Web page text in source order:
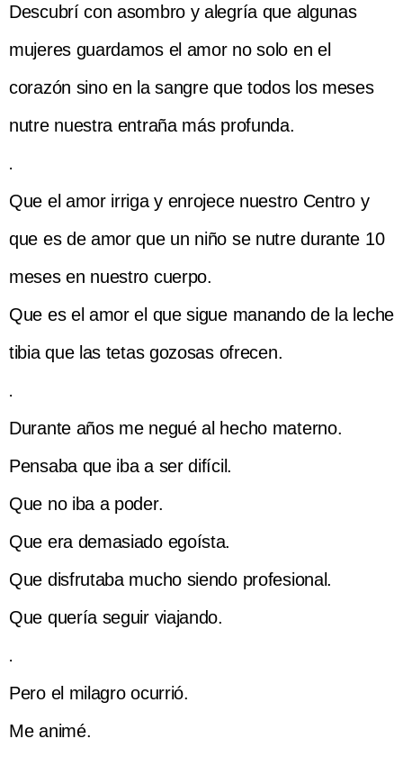
Descubrí con asombro y alegría que algunas
mujeres guardamos el amor no solo en el
corazón sino en la sangre que todos los meses
nutre nuestra entraña más profunda.
.
Que el amor irriga y enrojece nuestro Centro y
que es de amor que un niño se nutre durante 10
meses en nuestro cuerpo.
Que es el amor el que sigue manando de la leche
tibia que las tetas gozosas ofrecen.
.
Durante años me negué al hecho materno.
Pensaba que iba a ser difícil.
Que no iba a poder.
Que era demasiado egoísta.
Que disfrutaba mucho siendo profesional.
Que quería seguir viajando.
.
Pero el milagro ocurrió.
Me animé.